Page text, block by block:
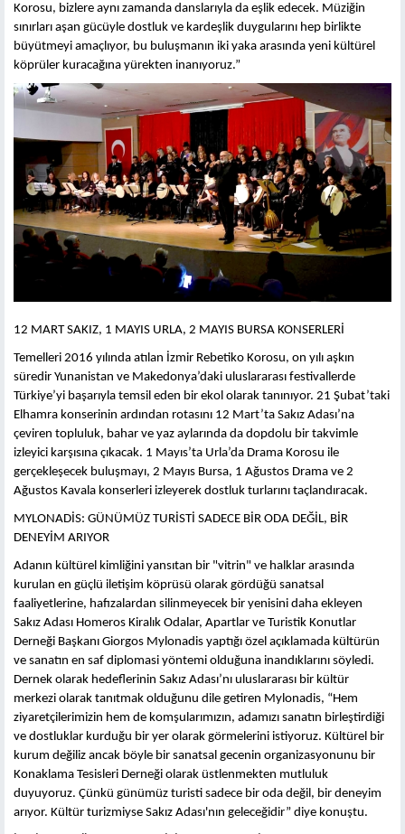
Korosu, bizlere aynı zamanda danslarıyla da eşlik edecek. Müziğin
sınırları aşan gücüyle dostluk ve kardeşlik duygularını hep birlikte
büyütmeyi amaçlıyor, bu buluşmanın iki yaka arasında yeni kültürel
köprüler kuracağına yürekten inanıyoruz.”
12 MART SAKIZ, 1 MAYIS URLA, 2 MAYIS BURSA KONSERLERİ
Temelleri 2016 yılında atılan İzmir Rebetiko Korosu, on yılı aşkın
süredir Yunanistan ve Makedonya’daki uluslararası festivallerde
Türkiye’yi başarıyla temsil eden bir ekol olarak tanınıyor. 21 Şubat’taki
Elhamra konserinin ardından rotasını 12 Mart’ta Sakız Adası’na
çeviren topluluk, bahar ve yaz aylarında da dopdolu bir takvimle
izleyici karşısına çıkacak. 1 Mayıs’ta Urla’da Drama Korosu ile
gerçekleşecek buluşmayı, 2 Mayıs Bursa, 1 Ağustos Drama ve 2
Ağustos Kavala konserleri izleyerek dostluk turlarını taçlandıracak.
MYLONADİS: GÜNÜMÜZ TURİSTİ SADECE BİR ODA DEĞİL, BİR
DENEYİM ARIYOR
Adanın kültürel kimliğini yansıtan bir "vitrin" ve halklar arasında
kurulan en güçlü iletişim köprüsü olarak gördüğü sanatsal
faaliyetlerine, hafızalardan silinmeyecek bir yenisini daha ekleyen
Sakız Adası Homeros Kiralık Odalar, Apartlar ve Turistik Konutlar
Derneği Başkanı Giorgos Mylonadis yaptığı özel açıklamada kültürün
ve sanatın en saf diplomasi yöntemi olduğuna inandıklarını söyledi.
Dernek olarak hedeflerinin Sakız Adası’nı uluslararası bir kültür
merkezi olarak tanıtmak olduğunu dile getiren Mylonadis, “Hem
ziyaretçilerimizin hem de komşularımızın, adamızı sanatın birleştirdiği
ve dostluklar kurduğu bir yer olarak görmelerini istiyoruz. Kültürel bir
kurum değiliz ancak böyle bir sanatsal gecenin organizasyonunu bir
Konaklama Tesisleri Derneği olarak üstlenmekten mutluluk
duyuyoruz. Çünkü günümüz turisti sadece bir oda değil, bir deneyim
arıyor. Kültür turizmiyse Sakız Adası'nın geleceğidir” diye konuştu.